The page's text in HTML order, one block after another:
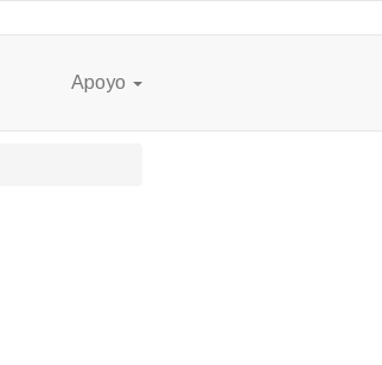
Apoyo